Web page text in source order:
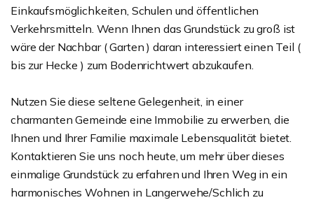
Einkaufsmöglichkeiten, Schulen und öffentlichen
Verkehrsmitteln. Wenn Ihnen das Grundstück zu groß ist
wäre der Nachbar ( Garten ) daran interessiert einen Teil (
bis zur Hecke ) zum Bodenrichtwert abzukaufen.
Nutzen Sie diese seltene Gelegenheit, in einer
charmanten Gemeinde eine Immobilie zu erwerben, die
Ihnen und Ihrer Familie maximale Lebensqualität bietet.
Kontaktieren Sie uns noch heute, um mehr über dieses
einmalige Grundstück zu erfahren und Ihren Weg in ein
harmonisches Wohnen in Langerwehe/Schlich zu